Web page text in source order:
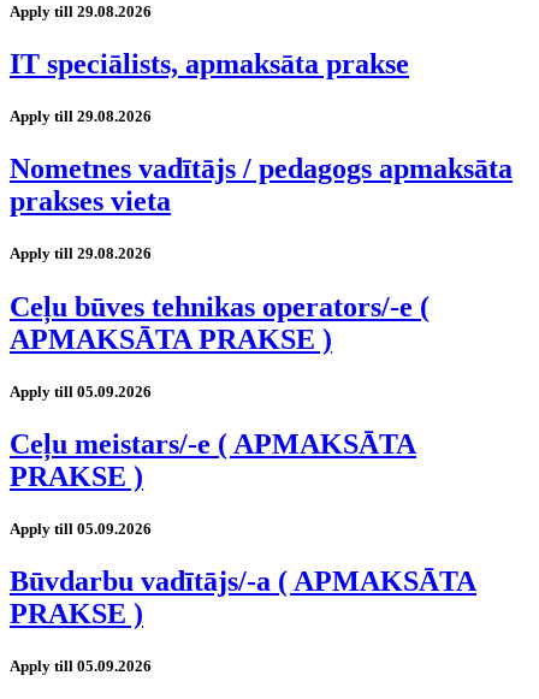
Apply till 29.08.2026
IT speciālists, apmaksāta prakse
Apply till 29.08.2026
Nometnes vadītājs / pedagogs apmaksāta
prakses vieta
Apply till 29.08.2026
Ceļu būves tehnikas operators/-e (
APMAKSĀTA PRAKSE )
Apply till 05.09.2026
Ceļu meistars/-e ( APMAKSĀTA
PRAKSE )
Apply till 05.09.2026
Būvdarbu vadītājs/-a ( APMAKSĀTA
PRAKSE )
Apply till 05.09.2026